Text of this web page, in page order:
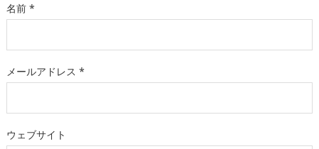
名前 *
メールアドレス *
ウェブサイト